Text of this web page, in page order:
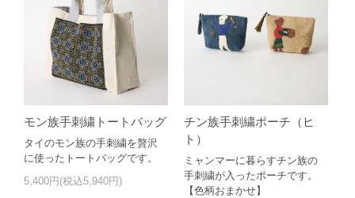
モン族手刺繍トートバッグ
タイのモン族の手刺繍を贅沢
に使ったトートバッグです。
5,400円(税込5,940円)
チン族手刺繍ポーチ（ヒ
ト）
ミャンマーに暮らすチン族の
手刺繍が入ったポーチです。
【色柄おまかせ】